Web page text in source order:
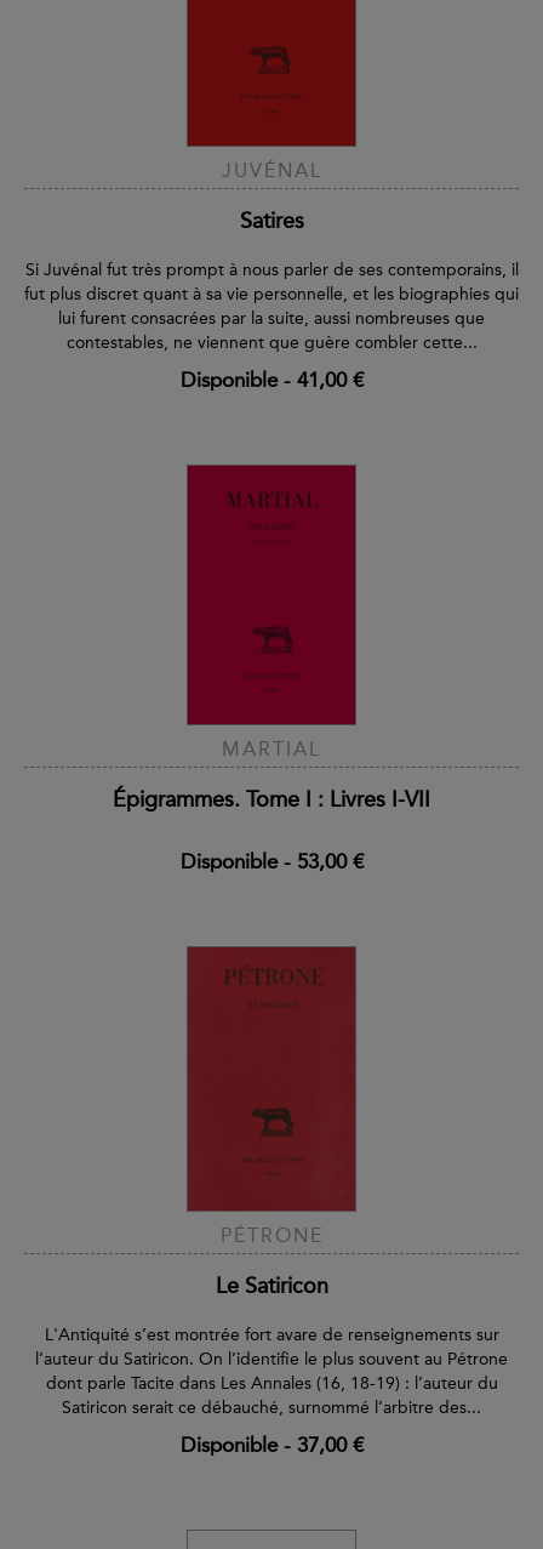
JUVÉNAL
Satires
Si Juvénal fut très prompt à nous parler de ses contemporains, il
fut plus discret quant à sa vie personnelle, et les biographies qui
lui furent consacrées par la suite, aussi nombreuses que
contestables, ne viennent que guère combler cette...
Disponible- 41,00 €
MARTIAL
Épigrammes. Tome I : Livres I-VII
Disponible- 53,00 €
PÉTRONE
Le Satiricon
L'Antiquité s’est montrée fort avare de renseignements sur
l’auteur du Satiricon. On l’identifie le plus souvent au Pétrone
dont parle Tacite dans Les Annales (16, 18-19) : l’auteur du
Satiricon serait ce débauché, surnommé l’arbitre des...
Disponible- 37,00 €